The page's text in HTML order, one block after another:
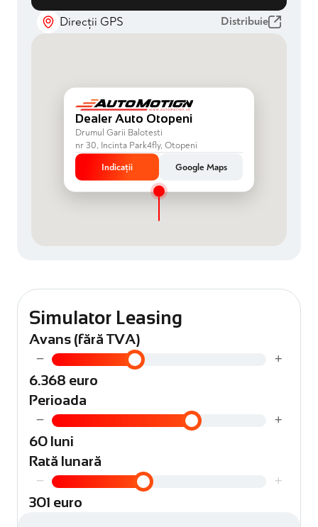
Direcții GPS Distribuie
Dealer Auto Otopeni
Drumul Garii Balotesti
nr 30, Incinta Park4fly, Otopeni
Indicații
Google Maps
Simulator Leasing
Avans (fără TVA)
− +
6.368 euro
Perioada
− +
60 luni
Rată lunară
− +
301 euro